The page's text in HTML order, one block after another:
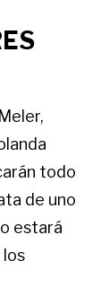
todo
de uno
estará
los